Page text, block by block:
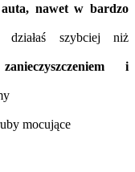
nawet w bardzo
działaś szybciej niż
i
mocujące